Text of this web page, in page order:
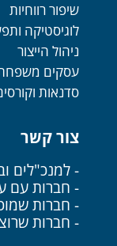
שיפור רווחיות
לוגיסטיקה
ניהול הייצור
עסקים
סדנאות
צור קשר
- למנכ"לים
- חברות עם
- חברות
- חברות